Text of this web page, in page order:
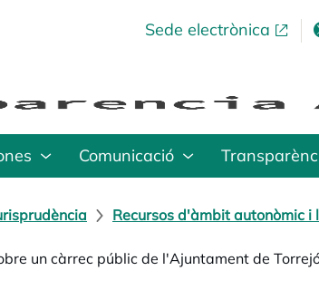
Sede electrònica
opens in a
Comunicació
Recursos d'àmbit autonòmic i
un càrrec públic de l'Ajuntament de